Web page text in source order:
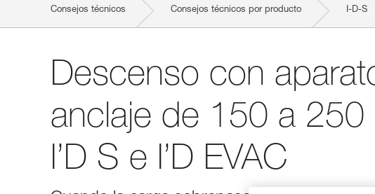
Consejos técnicos Consejos técnicos por producto I-D-S
Descenso con
anclaje de 150 a 250
I’D S e I’D EVAC